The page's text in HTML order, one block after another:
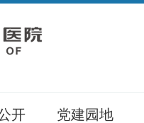
开 党建园地